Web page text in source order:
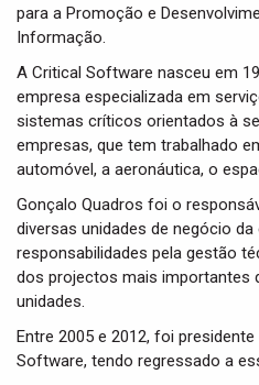
para a Promoção e
Informação.
A Critical Software nasceu em
empresa especializada em
sistemas críticos orientados à
empresas, que tem trabalhado
automóvel, a aeronáutica, o
Gonçalo Quadros foi o
diversas unidades de negócio
responsabilidades pela gestão
dos projectos mais importantes
unidades.
Entre 2005 e 2012, foi
Software, tendo regressado a